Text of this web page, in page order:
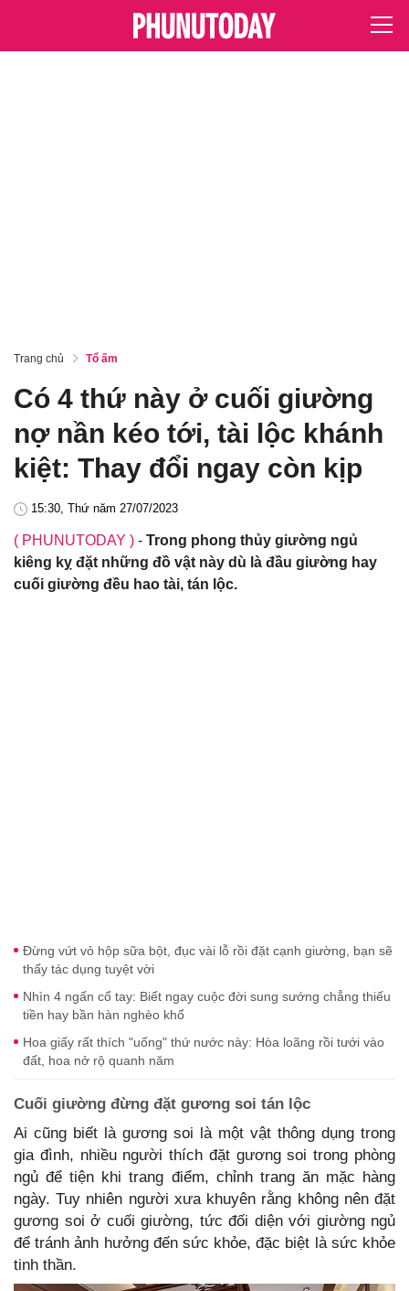
Trang chủ Tổ ấm
Có 4 thứ này ở cuối giường
nợ nần kéo tới, tài lộc khánh
kiệt: Thay đổi ngay còn kịp
15:30, Thứ năm 27/07/2023
( PHUNUTODAY ) - Trong phong thủy giường ngủ
kiêng kỵ đặt những đồ vật này dù là đầu giường hay
cuối giường đều hao tài, tán lộc.
Đừng vứt vỏ hộp sữa bột, đục vài lỗ rồi đặt cạnh giường, bạn sẽ
thấy tác dụng tuyệt vời
Nhìn 4 ngấn cổ tay: Biết ngay cuộc đời sung sướng chẳng thiếu
tiền hay bần hàn nghèo khổ
Hoa giấy rất thích "uống" thứ nước này: Hòa loãng rồi tưới vào
đất, hoa nở rộ quanh năm
Cuối giường đừng đặt gương soi tán lộc
Ai cũng biết là gương soi là một vật thông dụng trong
gia đình, nhiều người thích đặt gương soi trong phòng
ngủ để tiện khi trang điểm, chỉnh trang ăn mặc hàng
ngày. Tuy nhiên người xưa khuyên rằng không nên đặt
gương soi ở cuối giường, tức đối diện với giường ngủ
để tránh ảnh hưởng đến sức khỏe, đặc biệt là sức khỏe
tinh thần.